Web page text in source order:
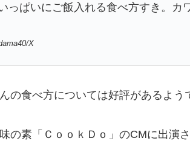
っぱいにご飯入れる食べ方すき。カ
X
の食べ方については好評があるよう
の素「ＣｏｏｋＤｏ」のCMに出演